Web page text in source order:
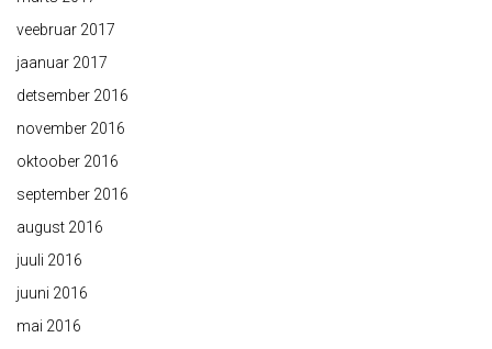
veebruar 2017
jaanuar 2017
detsember 2016
november 2016
oktoober 2016
september 2016
august 2016
juuli 2016
juuni 2016
mai 2016